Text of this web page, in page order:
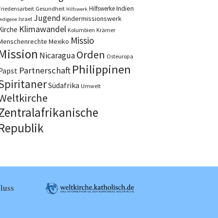
Gesundheit Hilfswerk HilfswerkeIndien
Israel Jugend Kindermissionswerk
Klimawandel Kolumbien Krämer
Mexiko Missio
NicaraguaOrden Osteuropa
Partnerschaft Philippinen
Südafrika Umwelt